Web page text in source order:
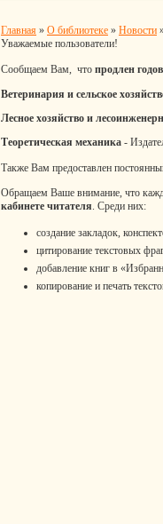
Главная » О библиотеке » Новости
Уважаемые пользователи!
Сообщаем Вам, что продлен
Ветеринария и сельское
Лесное хозяйство и
Теоретическая механика -
Также Вам предоставлен
Обращаем Ваше внимание, что
кабинете читателя. Среди них:
создание закладок,
цитирование текстовых
добавление книг в
копирование и печать